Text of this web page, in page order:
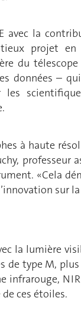
avec la
projet en
du
données –
les
à haute
professeur
«Cela
sur
la lumière
de type M,
infrarouge,
ces étoiles.